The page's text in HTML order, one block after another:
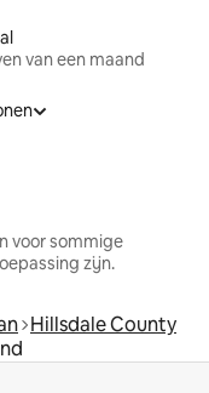
van een maand
voor sommige
zijn.
Hillsdale County